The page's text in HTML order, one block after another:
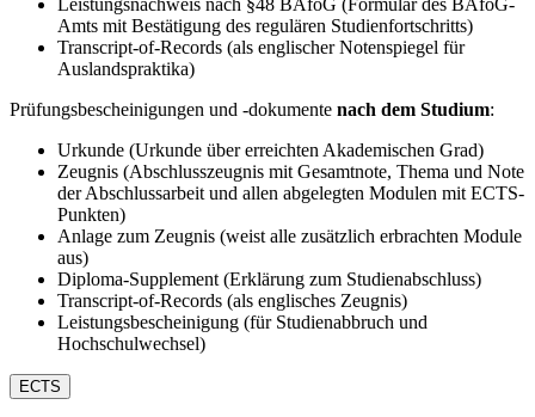
Leistungsnachweis nach §48 BAföG (Formular des BAföG-
Amts mit Bestätigung des regulären Studienfortschritts)
Transcript-of-Records (als englischer Notenspiegel für
Auslandspraktika)
Prüfungsbescheinigungen und -dokumente nach dem Studium:
Urkunde (Urkunde über erreichten Akademischen Grad)
Zeugnis (Abschlusszeugnis mit Gesamtnote, Thema und Note
der Abschlussarbeit und allen abgelegten Modulen mit ECTS-
Punkten)
Anlage zum Zeugnis (weist alle zusätzlich erbrachten Module
aus)
Diploma-Supplement (Erklärung zum Studienabschluss)
Transcript-of-Records (als englisches Zeugnis)
Leistungsbescheinigung (für Studienabbruch und
Hochschulwechsel)
ECTS